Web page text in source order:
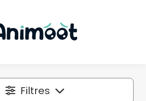
Filtres